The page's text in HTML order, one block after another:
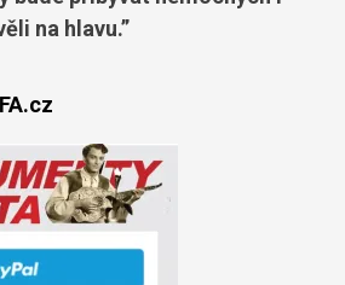
na hlavu.”